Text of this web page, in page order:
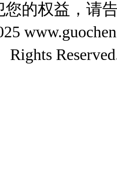
您的权益，请
Rights